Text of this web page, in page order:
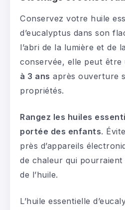
Conservez votre huile
d’eucalyptus dans son
l’abri de la lumière et de
conservée, elle peut être
à 3 ans après ouverture
propriétés.
Rangez les huiles
portée des enfants.
près d’appareils
de chaleur qui
de l’huile.
L’huile essentielle